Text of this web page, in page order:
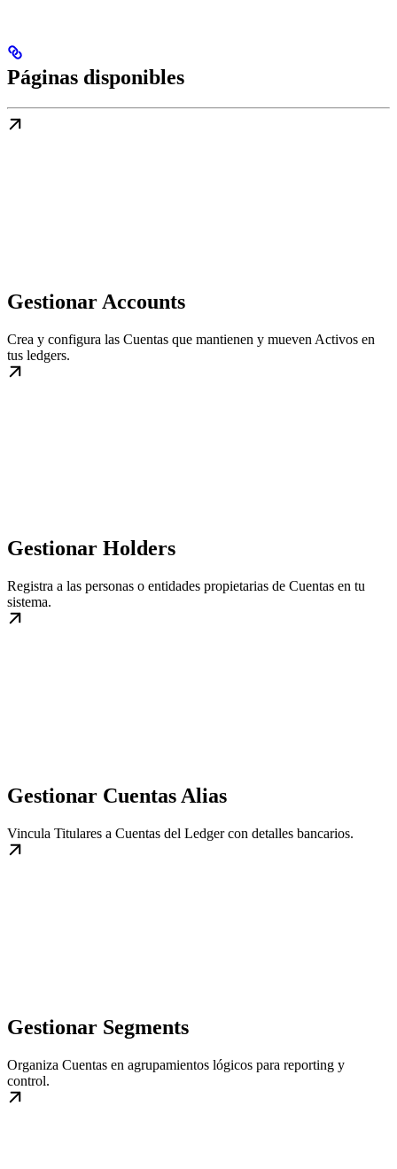
Páginas disponibles
Gestionar Accounts
Crea y configura las Cuentas que mantienen y mueven Activos en
tus ledgers.
Gestionar Holders
Registra a las personas o entidades propietarias de Cuentas en tu
sistema.
Gestionar Cuentas Alias
Vincula Titulares a Cuentas del Ledger con detalles bancarios.
Gestionar Segments
Organiza Cuentas en agrupamientos lógicos para reporting y
control.